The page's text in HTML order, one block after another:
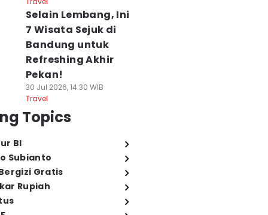
Selain Lembang, Ini
7 Wisata Sejuk di
Bandung untuk
Refreshing Akhir
Pekan!
30 Jul 2026, 14:30 WIB
Travel
Topics
BI
Subianto
Gratis
Rupiah